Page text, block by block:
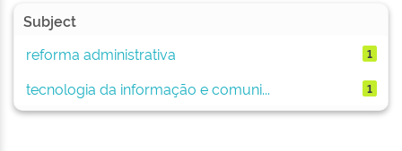
Subject
reforma administrativa
1
tecnologia da informação e comuni... 1